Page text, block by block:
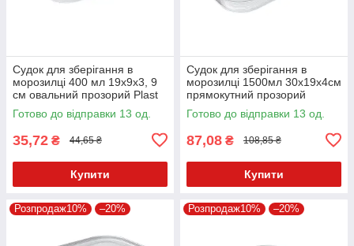
Судок для зберігання в
морозилці 400 мл 19х9х3, 9
см овальний прозорий Plast
Team Helsinki 1502.1
Готово до відправки 13 од.
35,72 ₴ 44,65 ₴
Купити
Судок для зберігання в
морозилці 1500мл 30х19х4см
прямокутний прозорий
PlastTeam Helsinki1509.1
Готово до відправки 13 од.
87,08 ₴ 108,85 ₴
Купити
Розпродаж10% –20% Розпродаж10% –20%